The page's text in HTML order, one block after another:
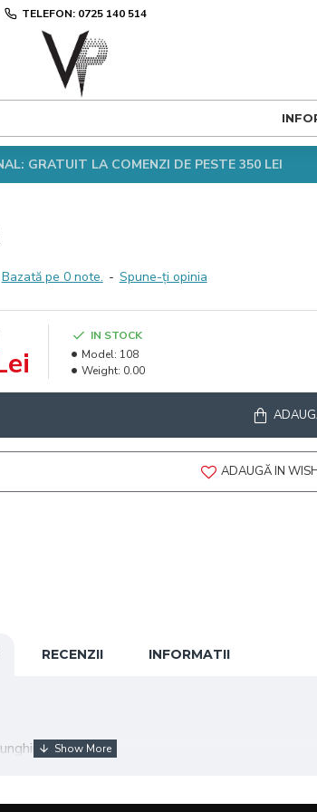
TELEFON: 0725 140 514
GRATUIT LA COMENZI DE PESTE 350 LEI
Bazată pe 0 note. - Spune-ţi opinia
IN STOCK
Model: 108
Weight: 0.00
ADAUGĂ IN
RECENZII INFORMATII